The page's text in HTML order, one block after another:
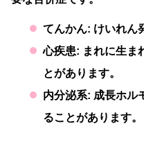
てんかん: けいれん
心疾患: まれに生ま
とがあります。
内分泌系: 成長ホル
ることがあります。